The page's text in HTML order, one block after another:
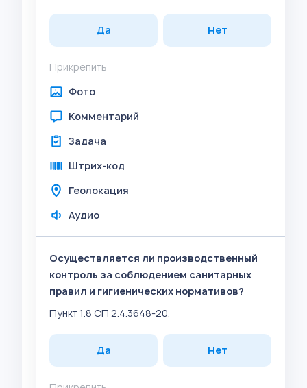
Да Нет
Прикрепить
Фото
Комментарий
Задача
Штрих-код
Геолокация
Аудио
Осуществляется ли производственный
контроль за соблюдением санитарных
правил и гигиенических нормативов?
Пункт 1.8 СП 2.4.3648-20.
Да Нет